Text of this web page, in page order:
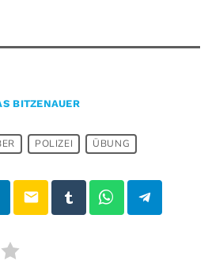
BITZENAUER
POLIZEI ÜBUNG
email